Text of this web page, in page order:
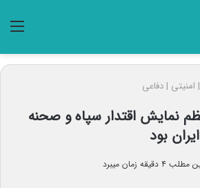
| دفاعی
نمایش اقتدار سپاه و صحنه
بود
زمان میبرد